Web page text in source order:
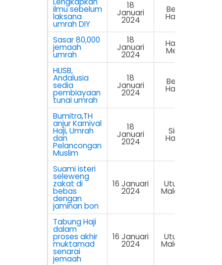
ilmu sebelum
laksana
umrah DIY
18
Januari
2024
Berita
Harian
Sasar 80,000
jemaah
umrah
18
Januari
2024
Harian
Metro
HLISB,
Andalusia
sedia
pembiayaan
tunai umrah
18
Januari
2024
Berita
Harian
Bumitra,TH
anjur Karnival
Haji, Umrah
dan
Pelancongan
Muslim
18
Januari
2024
Sinar
Harian
Suami isteri
seleweng
zakat di
bebas
dengan
jaminan bon
16 Januari
2024
Utusan
Malaysia
Tabung Haji
dalam
proses akhir
muktamad
senarai
jemaah
16 Januari
2024
Utusan
Malaysia